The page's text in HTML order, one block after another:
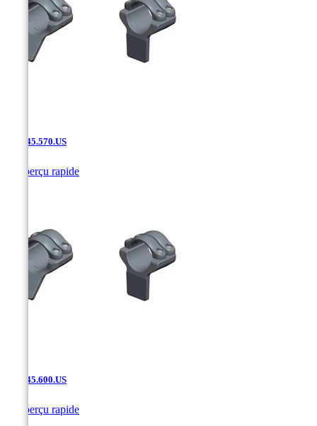
SAK.45.570.US
Aperçu rapide
SAK.45.600.US
Aperçu rapide